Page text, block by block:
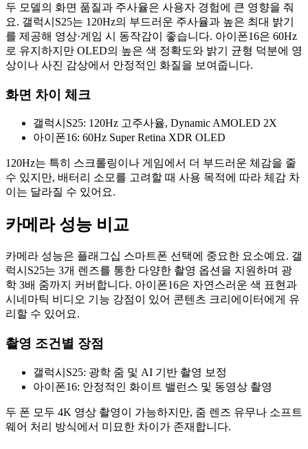
두 모델의 화면 품질과 주사율은 사용자 경험에 큰 영향을 줘
요. 갤럭시S25는 120Hz의 부드러운 주사율과 높은 최대 밝기
를 제공해 영상·게임 시 동작감이 좋습니다. 아이폰16은 60Hz
로 유지하지만 OLED의 높은 색 정확도와 밝기 균형 덕분에 영
상이나 사진 감상에서 안정적인 화질을 보여줍니다.
화면 차이 체크
갤럭시S25: 120Hz 고주사율, Dynamic AMOLED 2X
아이폰16: 60Hz Super Retina XDR OLED
120Hz는 특히 스크롤링이나 게임에서 더 부드러운 체감을 줄
수 있지만, 배터리 소모를 고려할 때 사용 목적에 따라 체감 차
이는 달라질 수 있어요.
카메라 성능 비교
카메라 성능은 플래그십 스마트폰 선택에 중요한 요소예요. 갤
럭시S25는 3개 렌즈를 통한 다양한 촬영 옵션을 지원하며 광
학 3배 줌까지 커버합니다. 아이폰16은 자연스러운 색 표현과
시네마틱 비디오 기능 강점이 있어 콘텐츠 크리에이터에게 유
리할 수 있어요.
촬영 조건별 장점
갤럭시S25: 광학 줌 및 AI 기반 촬영 보정
아이폰16: 안정적인 화이트 밸런스 및 동영상 촬영
두 폰 모두 4K 영상 촬영이 가능하지만, 줌 렌즈 유무나 소프트
웨어 처리 방식에서 미묘한 차이가 존재합니다.